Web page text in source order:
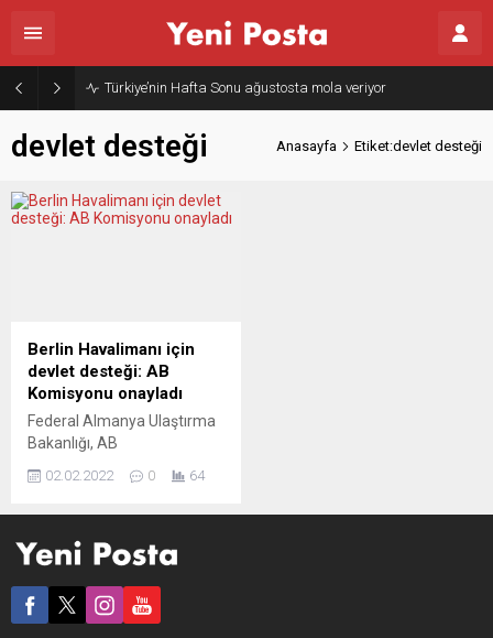
Türkiye’nin Hafta Sonu ağustosta mola veriyor
devlet desteği Anasayfa Etiket:devlet desteği
Berlin Havalimanı için
devlet desteği: AB
Komisyonu onayladı
Federal Almanya Ulaştırma
Bakanlığı, AB
Brandenburg Havalimanı’nın
desteğini onayladığını
Bakanlığı’ndan yapılan
açıklamada, Berlin-
02.02.2022 0 64